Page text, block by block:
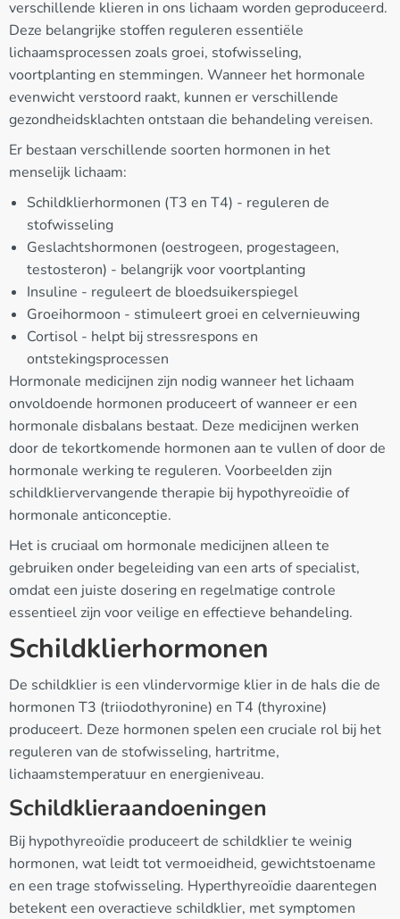
verschillende klieren in ons lichaam worden geproduceerd.
Deze belangrijke stoffen reguleren essentiële
lichaamsprocessen zoals groei, stofwisseling,
voortplanting en stemmingen. Wanneer het hormonale
evenwicht verstoord raakt, kunnen er verschillende
gezondheidsklachten ontstaan die behandeling vereisen.
Er bestaan verschillende soorten hormonen in het
menselijk lichaam:
Schildklierhormonen (T3 en T4) - reguleren de
stofwisseling
Geslachtshormonen (oestrogeen, progestageen,
testosteron) - belangrijk voor voortplanting
Insuline - reguleert de bloedsuikerspiegel
Groeihormoon - stimuleert groei en celvernieuwing
Cortisol - helpt bij stressrespons en
ontstekingsprocessen
Hormonale medicijnen zijn nodig wanneer het lichaam
onvoldoende hormonen produceert of wanneer er een
hormonale disbalans bestaat. Deze medicijnen werken
door de tekortkomende hormonen aan te vullen of door de
hormonale werking te reguleren. Voorbeelden zijn
schildkliervervangende therapie bij hypothyreoïdie of
hormonale anticonceptie.
Het is cruciaal om hormonale medicijnen alleen te
gebruiken onder begeleiding van een arts of specialist,
omdat een juiste dosering en regelmatige controle
essentieel zijn voor veilige en effectieve behandeling.
Schildklierhormonen
De schildklier is een vlindervormige klier in de hals die de
hormonen T3 (triiodothyronine) en T4 (thyroxine)
produceert. Deze hormonen spelen een cruciale rol bij het
reguleren van de stofwisseling, hartritme,
lichaamstemperatuur en energieniveau.
Schildklieraandoeningen
Bij hypothyreoïdie produceert de schildklier te weinig
hormonen, wat leidt tot vermoeidheid, gewichtstoename
en een trage stofwisseling. Hyperthyreoïdie daarentegen
betekent een overactieve schildklier, met symptomen